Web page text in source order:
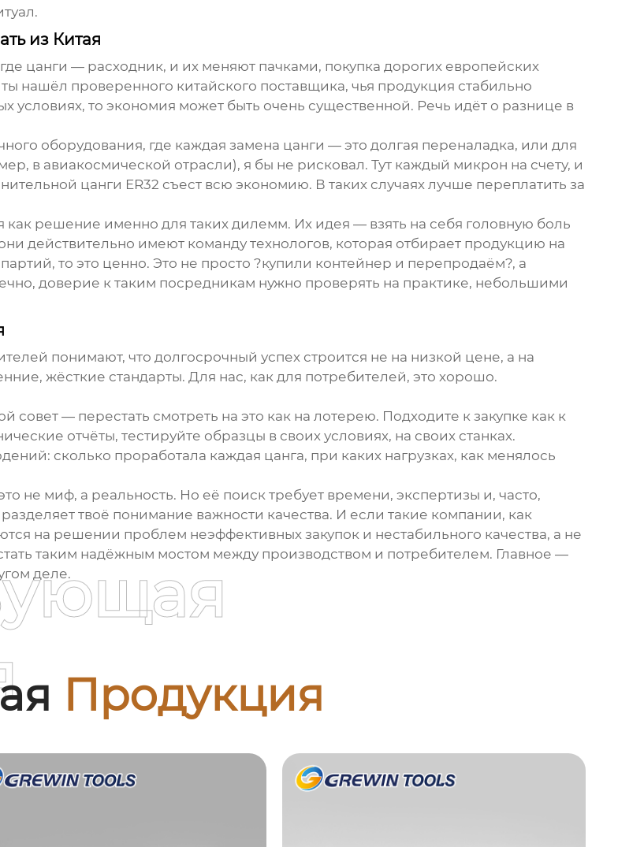
из Китая
цанги — расходник, и их меняют пачками, покупка дорогих европейских
нашёл проверенного китайского поставщика, чья продукция стабильно
условиях, то экономия может быть очень существенной. Речь идёт о разнице в
оборудования, где каждая замена цанги — это долгая переналадка, или для
в авиакосмической отрасли), я бы не рисковал. Тут каждый микрон на счету, и
цанги ER32 съест всю экономию. В таких случаях лучше переплатить за
решение именно для таких дилемм. Их идея — взять на себя головную боль
действительно имеют команду технологов, которая отбирает продукцию на
то это ценно. Это не просто ?купили контейнер и перепродаём?, а
доверие к таким посредникам нужно проверять на практике, небольшими
понимают, что долгосрочный успех строится не на низкой цене, а на
жёсткие стандарты. Для нас, как для потребителей, это хорошо.
совет — перестать смотреть на это как на лотерею. Подходите к закупке как к
отчёты, тестируйте образцы в своих условиях, на своих станках.
сколько проработала каждая цанга, при каких нагрузках, как менялось
не миф, а реальность. Но её поиск требует времени, экспертизы и, часто,
твоё понимание важности качества. И если такие компании, как
на решении проблем неэффективных закупок и нестабильного качества, а не
таким надёжным мостом между производством и потребителем. Главное —
деле.
Продукция